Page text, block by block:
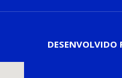
DESENVOLVIDO